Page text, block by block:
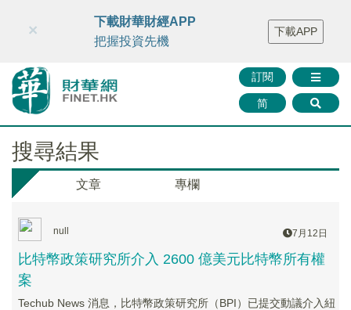
財華智庫網 FINTV FINMETA 財華證券 媒體矩陣
智庫沙龍
聯絡我們
訂閱
简
×
下載財華財經APP
把握投資先機
下載APP
搜尋結果
文章 專欄
null 7月12日
比特幣政策研究所介入 2600 億美元比特幣所有權
案
Techub News 消息，比特幣政策研究所（BPI）已提交動議介入紐